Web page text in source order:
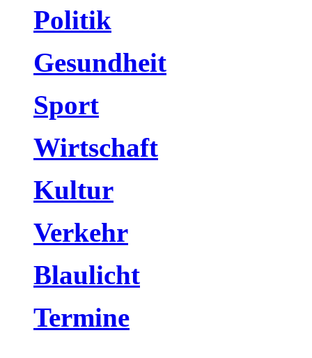
Politik
Gesundheit
Sport
Wirtschaft
Kultur
Verkehr
Blaulicht
Termine